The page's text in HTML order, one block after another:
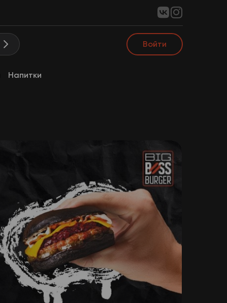
Войти
Напитки